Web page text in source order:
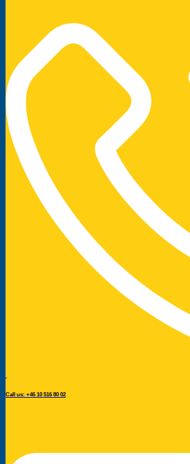
Call us: +46 10 516 80 02